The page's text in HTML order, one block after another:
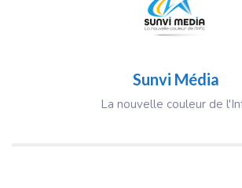
Sunvi Média
La nouvelle couleur de